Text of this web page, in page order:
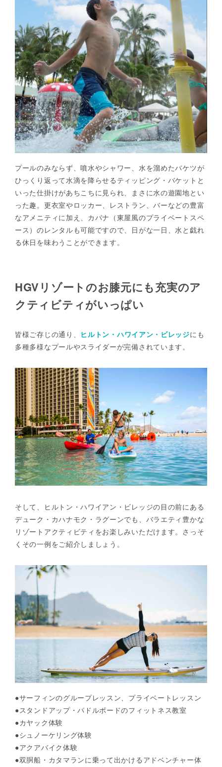
プールのみならず、噴水やシャワー、水を溜めたバケツが
ひっくり返って水滴を降らせるティッピング・バケットと
いった仕掛けがあちこちに見られ、まさに水の遊園地とい
った趣。更衣室やロッカー、レストラン、バーなどの豊富
なアメニティに加え、カバナ（東屋風のプライベートスペ
ース）のレンタルも可能ですので、日がな一日、水と戯れ
る休日を味わうことができます。
HGVリゾートのお膝元にも充実のア
クティビティがいっぱい
皆様ご存じの通り、 ヒルトン・ハワイアン・ビレッジにも
多種多様なプールやスライダーが完備されています。
そして、ヒルトン・ハワイアン・ビレッジの目の前にある
デューク・カハナモク・ラグーンでも、バラエティ豊かな
リゾートアクティビティをお楽しみいただけます。さっそ
くその一例をご紹介しましょう。
●サーフィンのグループレッスン、プライベートレッスン
●スタンドアップ・パドルボードのフィットネス教室
●カヤック体験
●シュノーケリング体験
●アクアバイク体験
●双胴船・カタマランに乗って出かけるアドベンチャー体